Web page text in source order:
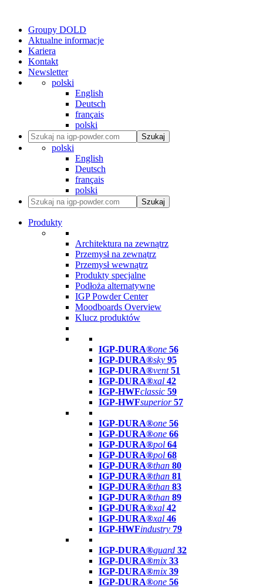
Groupy DOLD
Aktualne informacje
Kariera
Kontakt
Newsletter
polski
English
Deutsch
français
polski
Szukaj
polski
English
Deutsch
français
polski
Szukaj
Produkty
Architektura na zewnątrz
Przemysł na zewnątrz
Przemysł wewnątrz
Produkty specjalne
Podłoża alternatywne
IGP Powder Center
Moodboards Overview
Klucz produktów
IGP-DURA®one 56
IGP-DURA®sky 95
IGP-DURA®vent 51
IGP-DURA®xal 42
IGP-HWFclassic 59
IGP-HWFsuperior 57
IGP-DURA®one 56
IGP-DURA®one 66
IGP-DURA®pol 64
IGP-DURA®pol 68
IGP-DURA®than 80
IGP-DURA®than 81
IGP-DURA®than 83
IGP-DURA®than 89
IGP-DURA®xal 42
IGP-DURA®xal 46
IGP-HWFindustry 79
IGP-DURA®guard 32
IGP-DURA®mix 33
IGP-DURA®mix 39
IGP-DURA®one 56